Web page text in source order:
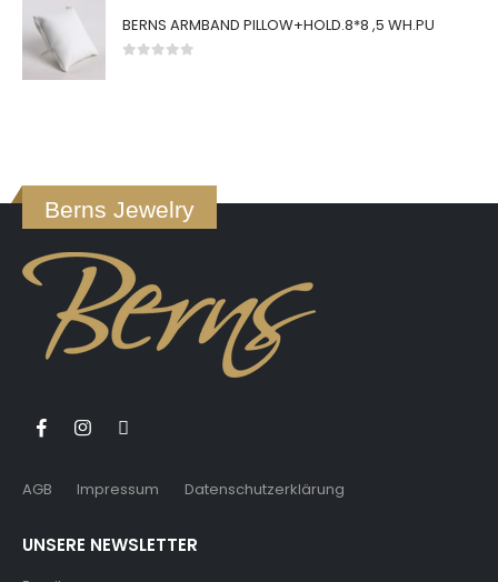
BERNS ARMBAND PILLOW+HOLD.8*8 ,5 WH.PU
Berns Jewelry
AGB Impressum Datenschutzerklärung
UNSERE NEWSLETTER